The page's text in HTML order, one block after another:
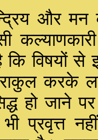
और
कि विषयों से
करके
हो जाने
प्रवृत्त